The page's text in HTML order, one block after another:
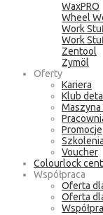
WaxPRO
Wheel
Work
Work
Zentool
Zymöl
Oferty
Kariera
Klub
Promocje
Szkolenia
Voucher
Colourlock
Współpraca
Oferta
Oferta